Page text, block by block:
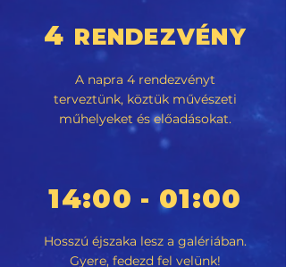
4 RENDEZVÉNY
A napra 4 rendezvényt
terveztünk, köztük művészeti
műhelyeket és előadásokat.
14:00 - 01:00
Hosszú éjszaka lesz a galériában.
Gyere, fedezd fel velünk!